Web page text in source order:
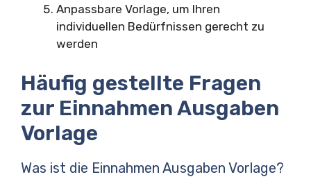
Anpassbare Vorlage, um Ihren
individuellen Bedürfnissen gerecht zu
werden
Häufig gestellte Fragen
zur Einnahmen Ausgaben
Vorlage
Was ist die Einnahmen Ausgaben Vorlage?